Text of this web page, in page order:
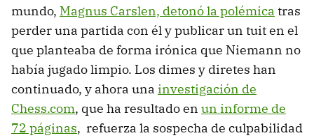
mundo, Magnus Carslen, detonó la polémica tras
perder una partida con él y publicar un tuit en el
que planteaba de forma irónica que Niemann no
había jugado limpio. Los dimes y diretes han
continuado, y ahora una investigación de
Chess.com, que ha resultado en un informe de
72 páginas, refuerza la sospecha de culpabilidad